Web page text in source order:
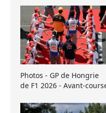
Photos - GP de Hongrie
de F1 2026 - Avant-